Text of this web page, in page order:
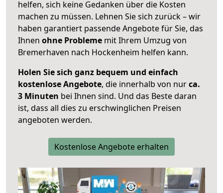
helfen, sich keine Gedanken über die Kosten
machen zu müssen. Lehnen Sie sich zurück – wir
haben garantiert passende Angebote für Sie, das
Ihnen ohne Probleme mit Ihrem Umzug von
Bremerhaven nach Hockenheim helfen kann.
Holen Sie sich ganz bequem und einfach
kostenlose Angebote, die innerhalb von nurca.
3 Minuten bei Ihnen sind. Und das Beste daran
ist, dass all dies zu erschwinglichen Preisen
angeboten werden.
Kostenlose Angebote erhalten